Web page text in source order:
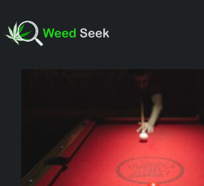
to
SOBRE NOSOTROS